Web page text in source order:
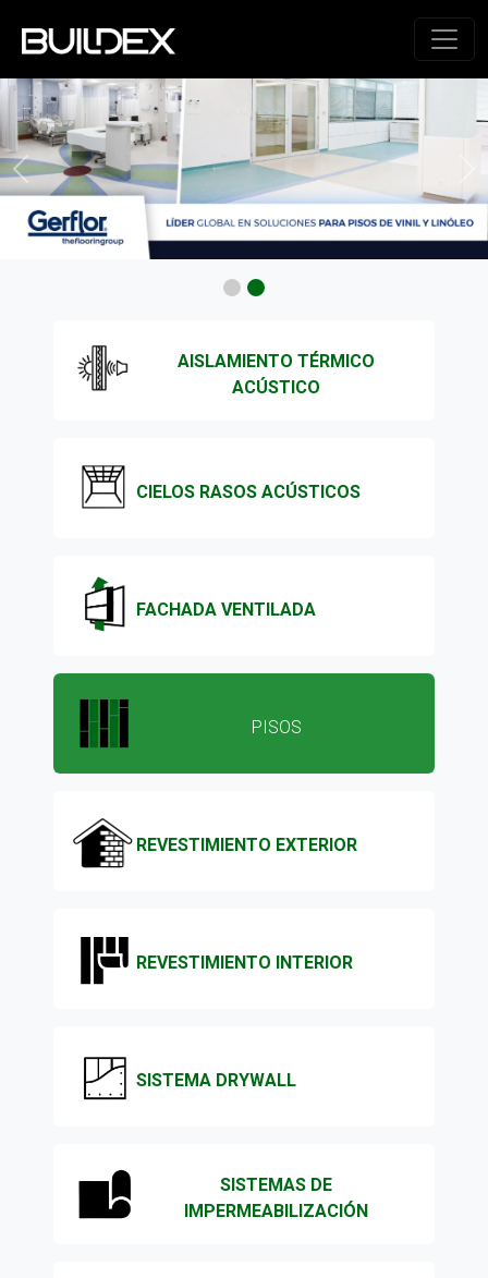
AISLAMIENTO TÉRMICO
ACÚSTICO
CIELOS RASOS ACÚSTICOS
FACHADA VENTILADA
PISOS
REVESTIMIENTO EXTERIOR
REVESTIMIENTO INTERIOR
SISTEMA DRYWALL
SISTEMAS DE
IMPERMEABILIZACIÓN